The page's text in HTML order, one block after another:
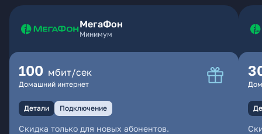
МегаФон
Минимум
100 мбит/сек
Домашний интернет
Детали Подключение
Скидка только для новых абонентов.